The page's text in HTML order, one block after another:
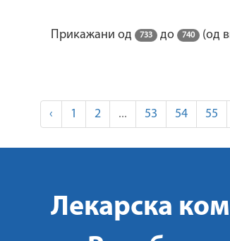
Прикажани од 733 до 740 (од
‹ 1 2 ... 53 54 55
Лекарска